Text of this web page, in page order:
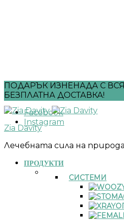
ПОДАРЪК ИЗНЕНАДА С
БЕЗПЛАТНА ДОСТАВКА!
Facebook
Instagram
Zia Davity
Лечебната сила на
ПРОДУКТИ
СИСТЕМИ